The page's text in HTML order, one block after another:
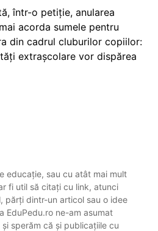
într-o petiție, anularea
acorda sumele pentru
din cadrul cluburilor copiilor:
extrașcolare vor dispărea
educație, sau cu atât mai mult
fi util să citați cu link, atunci
părți dintr-un articol sau o idee
EduPedu.ro ne-am asumat
sperăm că și publicațiile cu